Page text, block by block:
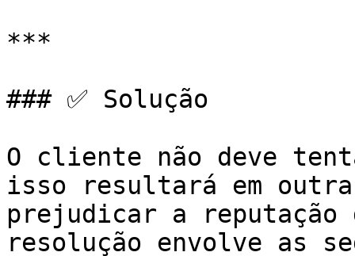
***
### ✅ Solução
O cliente não deve
isso resultará em
prejudicar a reputação
resolução envolve as